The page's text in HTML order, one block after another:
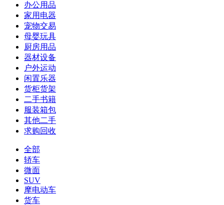
办公用品
家用电器
宠物交易
母婴玩具
厨房用品
器材设备
户外运动
闲置乐器
货柜货架
二手书籍
服装箱包
其他二手
求购回收
全部
轿车
微面
SUV
摩电动车
货车